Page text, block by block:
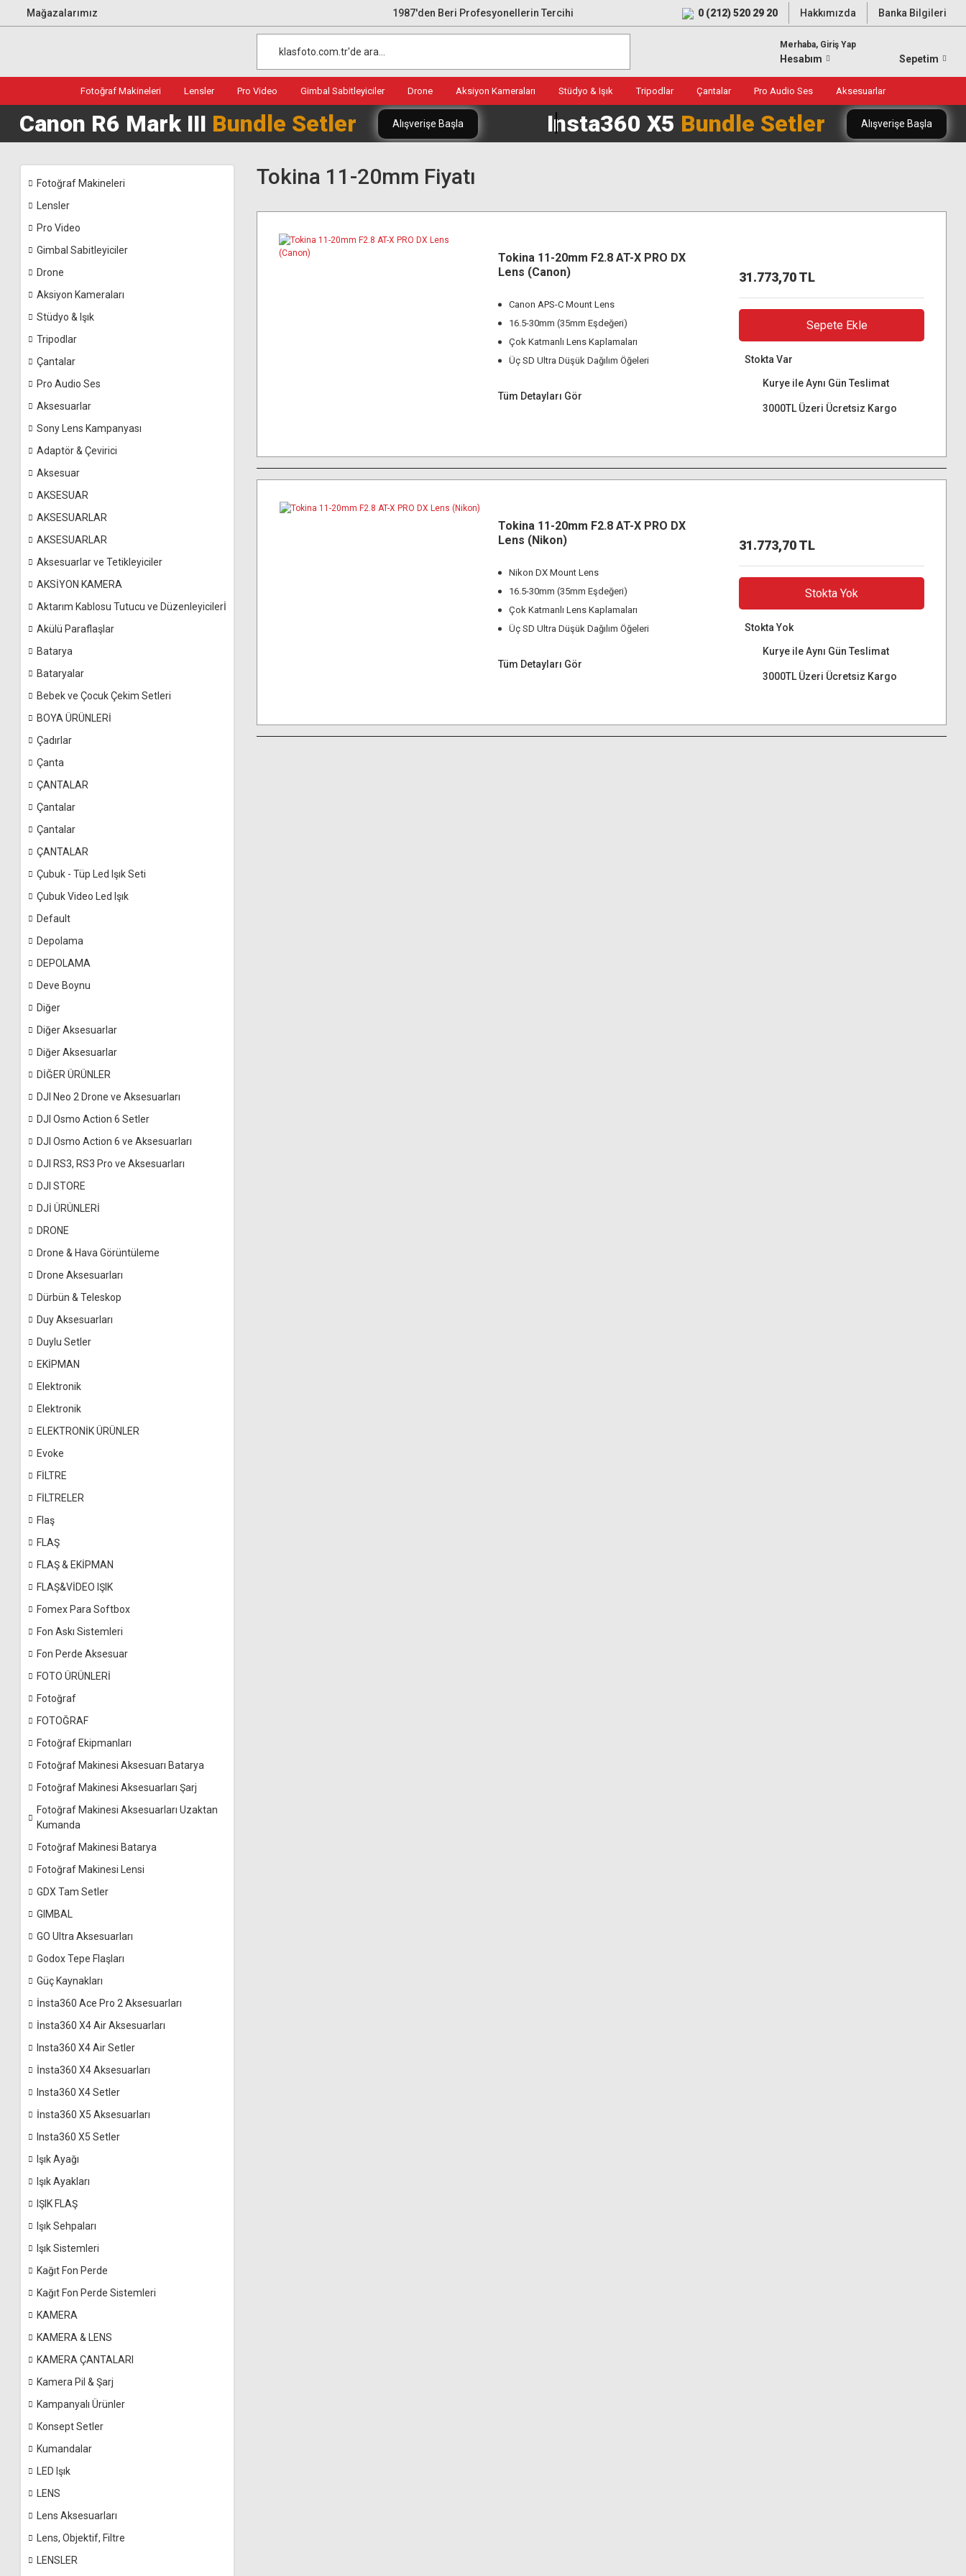
Mağazalarımız 1987'den Beri Profesyonellerin Tercihi 0 (212) 520 29 20 Hakkımızda Banka Bilgileri
Merhaba, Giriş Yap
Hesabım Sepetim
Fotoğraf Makineleri Lensler Pro Video Gimbal Sabitleyiciler Drone Aksiyon Kameraları Stüdyo & Işık Tripodlar Çantalar Pro Audio Ses Aksesuarlar
Canon R6 Mark III Bundle Setler Alışverişe Başla Insta360 X5 Bundle Setler Alışverişe Başla
Fotoğraf Makineleri
Lensler
Pro Video
Gimbal Sabitleyiciler
Drone
Aksiyon Kameraları
Stüdyo & Işık
Tripodlar
Çantalar
Pro Audio Ses
Aksesuarlar
Sony Lens Kampanyası
Adaptör & Çevirici
Aksesuar
AKSESUAR
AKSESUARLAR
AKSESUARLAR
Aksesuarlar ve Tetikleyiciler
AKSİYON KAMERA
Aktarım Kablosu Tutucu ve Düzenleyicilerİ
Akülü Paraflaşlar
Batarya
Bataryalar
Bebek ve Çocuk Çekim Setleri
BOYA ÜRÜNLERİ
Çadırlar
Çanta
ÇANTALAR
Çantalar
Çantalar
ÇANTALAR
Çubuk - Tüp Led Işık Seti
Çubuk Video Led Işık
Default
Depolama
DEPOLAMA
Deve Boynu
Diğer
Diğer Aksesuarlar
Diğer Aksesuarlar
DİĞER ÜRÜNLER
DJI Neo 2 Drone ve Aksesuarları
DJI Osmo Action 6 Setler
DJI Osmo Action 6 ve Aksesuarları
DJI RS3, RS3 Pro ve Aksesuarları
DJI STORE
DJİ ÜRÜNLERİ
DRONE
Drone & Hava Görüntüleme
Drone Aksesuarları
Dürbün & Teleskop
Duy Aksesuarları
Duylu Setler
EKİPMAN
Elektronik
Elektronik
ELEKTRONİK ÜRÜNLER
Evoke
FİLTRE
FİLTRELER
Flaş
FLAŞ
FLAŞ & EKİPMAN
FLAŞ&VİDEO IŞIK
Fomex Para Softbox
Fon Askı Sistemleri
Fon Perde Aksesuar
FOTO ÜRÜNLERİ
Fotoğraf
FOTOĞRAF
Fotoğraf Ekipmanları
Fotoğraf Makinesi Aksesuarı Batarya
Fotoğraf Makinesi Aksesuarları Şarj
Fotoğraf Makinesi Aksesuarları Uzaktan
Kumanda
Fotoğraf Makinesi Batarya
Fotoğraf Makinesi Lensi
GDX Tam Setler
GIMBAL
GO Ultra Aksesuarları
Godox Tepe Flaşları
Güç Kaynakları
İnsta360 Ace Pro 2 Aksesuarları
İnsta360 X4 Air Aksesuarları
Insta360 X4 Air Setler
İnsta360 X4 Aksesuarları
Insta360 X4 Setler
İnsta360 X5 Aksesuarları
Insta360 X5 Setler
Işık Ayağı
Işık Ayakları
IŞIK FLAŞ
Işık Sehpaları
Işık Sistemleri
Kağıt Fon Perde
Kağıt Fon Perde Sistemleri
KAMERA
KAMERA & LENS
KAMERA ÇANTALARI
Kamera Pil & Şarj
Kampanyalı Ürünler
Konsept Setler
Kumandalar
LED Işık
LENS
Lens Aksesuarları
Lens, Objektif, Filtre
LENSLER
Tokina 11-20mm Fiyatı
Tokina 11-20mm F2.8 AT-X PRO DX
Lens (Canon)
Canon APS-C Mount Lens
16.5-30mm (35mm Eşdeğeri)
Çok Katmanlı Lens Kaplamaları
Üç SD Ultra Düşük Dağılım Öğeleri
Tüm Detayları Gör
31.773,70 TL
Sepete Ekle
Stokta Var
Kurye ile Aynı Gün Teslimat
3000TL Üzeri Ücretsiz Kargo
Tokina 11-20mm F2.8 AT-X PRO DX
Lens (Nikon)
Nikon DX Mount Lens
16.5-30mm (35mm Eşdeğeri)
Çok Katmanlı Lens Kaplamaları
Üç SD Ultra Düşük Dağılım Öğeleri
Tüm Detayları Gör
31.773,70 TL
Stokta Yok
Stokta Yok
Kurye ile Aynı Gün Teslimat
3000TL Üzeri Ücretsiz Kargo